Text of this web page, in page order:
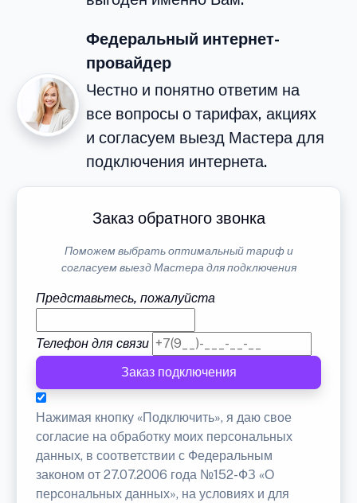
Федеральный интернет-
провайдер
Честно и понятно ответим на
все вопросы о тарифах, акциях
и согласуем выезд Мастера для
подключения интернета.
Заказ обратного звонка
Поможем выбрать оптимальный тариф и
согласуем выезд Мастера для подключения
Представьтесь, пожалуйста
Телефон для связи
Заказ подключения
Нажимая кнопку «Подключить», я даю свое
согласие на обработку моих персональных
данных, в соответствии с Федеральным
законом от 27.07.2006 года №152-ФЗ «О
персональных данных», на условиях и для